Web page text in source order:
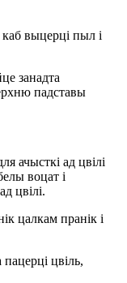
выцерці пыл і
занадта
падставы
ачысткі ад цвілі
воцат і
цвілі.
цалкам пранік і
цвіль,